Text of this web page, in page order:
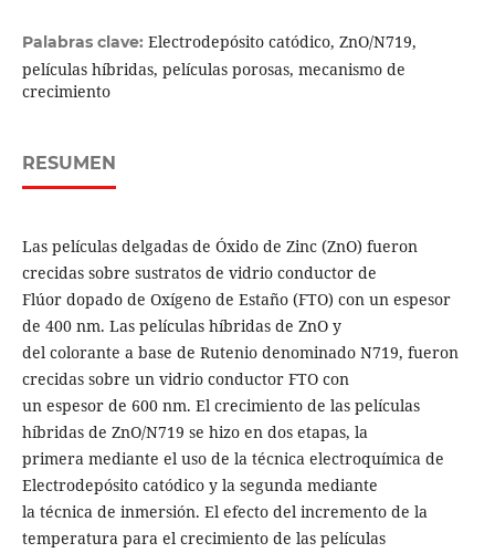
Palabras clave: Electrodepósito catódico, ZnO/N719,
películas híbridas, películas porosas, mecanismo de
crecimiento
RESUMEN
Las películas delgadas de Óxido de Zinc (ZnO) fueron
crecidas sobre sustratos de vidrio conductor de
Flúor dopado de Oxígeno de Estaño (FTO) con un espesor
de 400 nm. Las películas híbridas de ZnO y
del colorante a base de Rutenio denominado N719, fueron
crecidas sobre un vidrio conductor FTO con
un espesor de 600 nm. El crecimiento de las películas
híbridas de ZnO/N719 se hizo en dos etapas, la
primera mediante el uso de la técnica electroquímica de
Electrodepósito catódico y la segunda mediante
la técnica de inmersión. El efecto del incremento de la
temperatura para el crecimiento de las películas